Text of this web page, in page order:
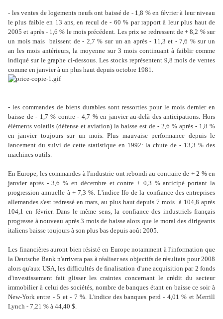
- les ventes de logements neufs ont baissé de - 1,8 % en février à leur niveau
le plus faible en 13 ans, en recul de - 60 % par rapport à leur plus haut de
2005 et après - 1,6 % le mois précédent. Les prix se redressent de + 8,2 % sur
un mois mais baissent de - 2,7 % sur un an après - 11,3 et - 7,6 % sur un
an les mois antérieurs, la moyenne sur 3 mois continuant à faiblir comme
indiqué sur le graphe ci-dessous. Les stocks représentent 9,8 mois de ventes
comme en janvier à un plus haut depuis octobre 1981.
- les commandes de biens durables sont ressorties pour le mois dernier en
baisse de - 1,7 % contre - 4,7 % en janvier au-delà des anticipations. Hors
éléments volatils (défense et aviation) la baisse est de - 2,6 % après - 1,8 %
en janvier toujours sur un mois. Plus mauvaise performance depuis le
lancement du suivi de cette statistique en 1992: la chute de - 13,3 % des
machines outils.
En Europe, les commandes à l'industrie ont rebondi au contraire de + 2 % en
janvier après - 3,6 % en décembre et contre + 0,3 % anticipé portant la
progression annuelle à + 7,3 %. L'indice Ifo de la confiance des entreprises
allemandes s'est redressé en mars, au plus haut depuis 7 mois à 104,8 après
104,1 en février. Dans le même sens, la confiance des industriels français
progresse à nouveau après 3 mois de baisse alors que le moral des dirigeants
italiens baisse toujours à son plus bas depuis août 2005.
Les financières auront bien résisté en Europe notamment à l'information que
la Deutsche Bank n'arrivera pas à réaliser ses objectifs de résultats pour 2008
alors qu'aux USA, les difficultés de finalisation d'une acquisition par 2 fonds
d'investissement fait glisser les craintes concernant le crédit du secteur
immobilier à celui des sociétés, nombre de banques étant en baisse ce soir à
New-York entre - 5 et - 7 %. L'indice des banques perd - 4,01 % et Merrill
Lynch - 7,21 % à 44,40 $.